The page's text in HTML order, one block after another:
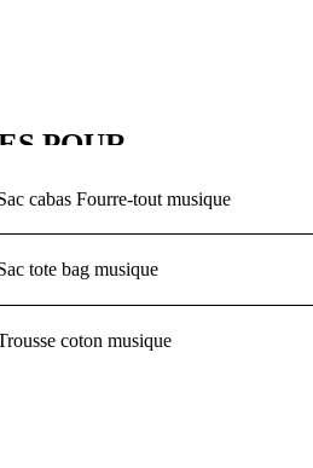
cabas Fourre-tout musique
tote bag musique
coton musique
POUR